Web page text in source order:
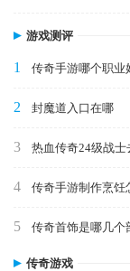
游戏测评
1 传奇手游哪个职业
2 封魔道入口在哪
3 热血传奇24级战士
4 传奇手游制作烹饪
5 传奇首饰是哪几个
传奇游戏